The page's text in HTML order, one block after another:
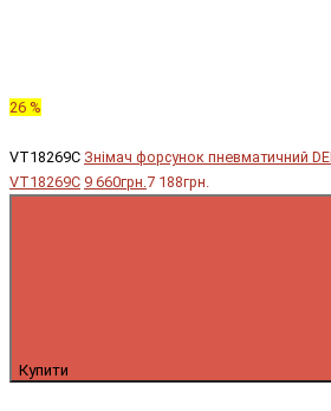
26 %
VT18269C Знімач форсунок пневматичний
VT18269C 9 660грн.7 188грн.
Купити